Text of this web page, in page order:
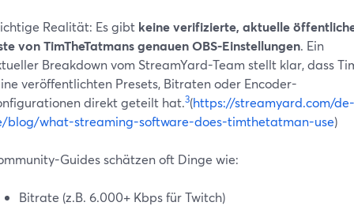
Realität: Es gibt keine verifizierte, aktuelle
von TimTheTatmans genauen OBS-Einstellungen. Ein
Breakdown vom StreamYard-Team stellt klar, dass
veröffentlichten Presets, Bitraten oder Encoder-
direkt geteilt hat.3(https://streamyard.com/de-
blog/what-streaming-software-does-timthetatman-use)
Guides schätzen oft Dinge wie:
Bitrate (z.B. 6.000+ Kbps für Twitch)